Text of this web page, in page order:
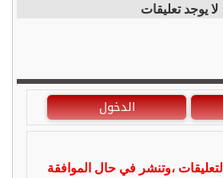
لا يوجد تعليقات
الدخول
،وتنشر في حال الموافقة